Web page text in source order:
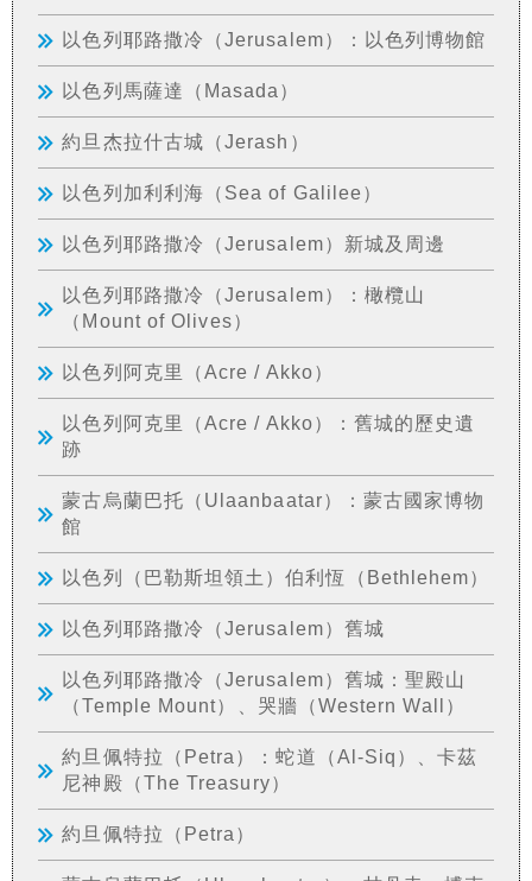
以色列耶路撒冷（Jerusalem）：以色列博物館
以色列馬薩達（Masada）
約旦杰拉什古城（Jerash）
以色列加利利海（Sea of Galilee）
以色列耶路撒冷（Jerusalem）新城及周邊
以色列耶路撒冷（Jerusalem）：橄欖山
（Mount of Olives）
以色列阿克里（Acre / Akko）
以色列阿克里（Acre / Akko）：舊城的歷史遺
跡
蒙古烏蘭巴托（Ulaanbaatar）：蒙古國家博物
館
以色列（巴勒斯坦領土）伯利恆（Bethlehem）
以色列耶路撒冷（Jerusalem）舊城
以色列耶路撒冷（Jerusalem）舊城：聖殿山
（Temple Mount）、哭牆（Western Wall）
約旦佩特拉（Petra）：蛇道（Al-Siq）、卡茲
尼神殿（The Treasury）
約旦佩特拉（Petra）